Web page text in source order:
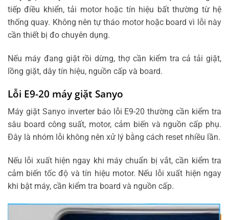
tiếp điều khiển, tải motor hoặc tín hiệu bất thường từ hệ
thống quay. Không nên tự tháo motor hoặc board vì lỗi này
cần thiết bị đo chuyên dụng.
Nếu máy đang giặt rồi dừng, thợ cần kiểm tra cả tải giặt,
lồng giặt, dây tín hiệu, nguồn cấp và board.
Lỗi E9-20 máy giặt Sanyo
Máy giặt Sanyo inverter báo lỗi E9-20 thường cần kiểm tra
sâu board công suất, motor, cảm biến và nguồn cấp phụ.
Đây là nhóm lỗi không nên xử lý bằng cách reset nhiều lần.
Nếu lỗi xuất hiện ngay khi máy chuẩn bị vắt, cần kiểm tra
cảm biến tốc độ và tín hiệu motor. Nếu lỗi xuất hiện ngay
khi bật máy, cần kiểm tra board và nguồn cấp.